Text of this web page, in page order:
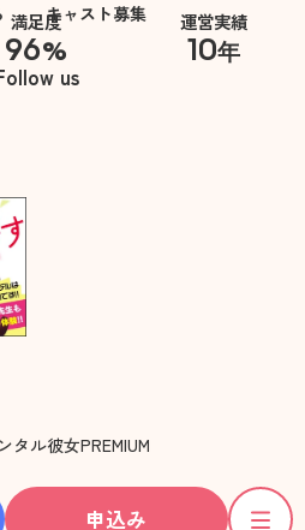
申込み
キャスト募集
満足度
96%
運営実績
10年
us
タル彼女PREMIUM